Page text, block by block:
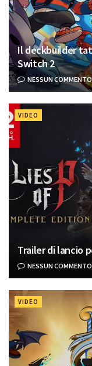
Il deckbuilder
Switch 2
NESSUN COMMENTO
VIDEO
Trailer di lancio
NESSUN COMMENTO
VIDEO